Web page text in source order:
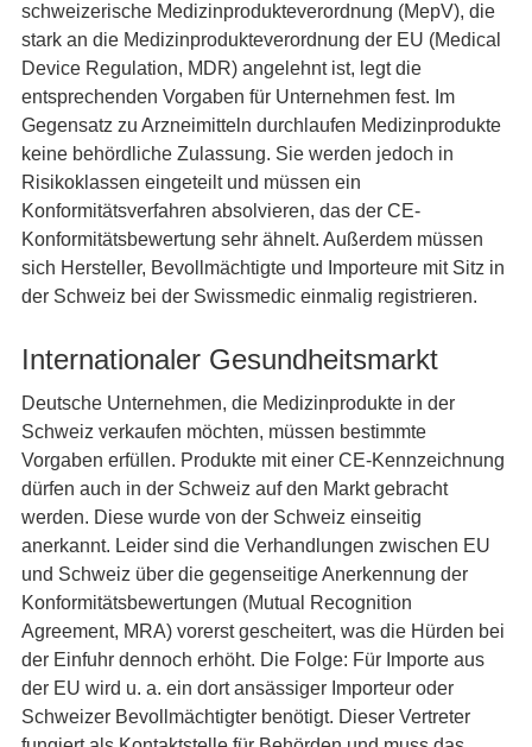
schweizerische Medizinprodukteverordnung (MepV), die
stark an die Medizinprodukteverordnung der EU (Medical
Device Regulation, MDR) angelehnt ist, legt die
entsprechenden Vorgaben für Unternehmen fest. Im
Gegensatz zu Arzneimitteln durchlaufen Medizinprodukte
keine behördliche Zulassung. Sie werden jedoch in
Risikoklassen eingeteilt und müssen ein
Konformitätsverfahren absolvieren, das der CE-
Konformitätsbewertung sehr ähnelt. Außerdem müssen
sich Hersteller, Bevollmächtigte und Importeure mit Sitz in
der Schweiz bei der Swissmedic einmalig registrieren.
Internationaler Gesundheitsmarkt
Deutsche Unternehmen, die Medizinprodukte in der
Schweiz verkaufen möchten, müssen bestimmte
Vorgaben erfüllen. Produkte mit einer CE-Kennzeichnung
dürfen auch in der Schweiz auf den Markt gebracht
werden. Diese wurde von der Schweiz einseitig
anerkannt. Leider sind die Verhandlungen zwischen EU
und Schweiz über die gegenseitige Anerkennung der
Konformitätsbewertungen (Mutual Recognition
Agreement, MRA) vorerst gescheitert, was die Hürden bei
der Einfuhr dennoch erhöht. Die Folge: Für Importe aus
der EU wird u. a. ein dort ansässiger Importeur oder
Schweizer Bevollmächtigter benötigt. Dieser Vertreter